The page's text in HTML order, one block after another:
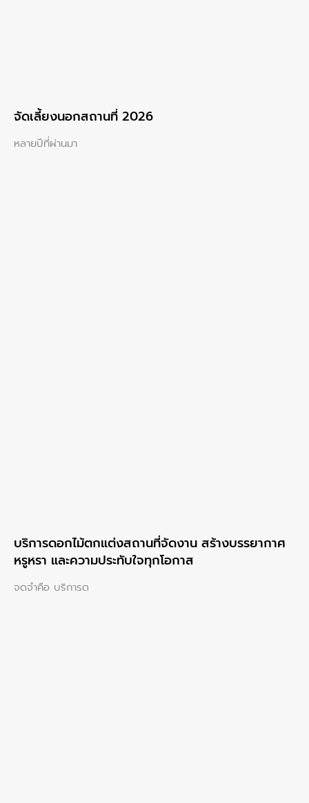
จัดเลี้ยงนอกสถานที่ 2026
หลายปีที่ผ่านมา
บริการดอกไม้ตกแต่งสถานที่จัดงาน สร้างบรรยากาศ
หรูหรา และความประทับใจทุกโอกาส
จดจำคือ บริการด